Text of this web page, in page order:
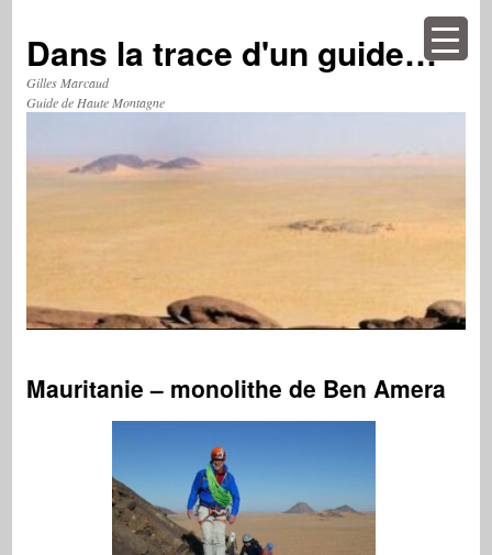
contenu
Dans la trace d'un guide…
Gilles Marcaud
Guide de Haute Montagne
Mauritanie – monolithe de Ben Amera